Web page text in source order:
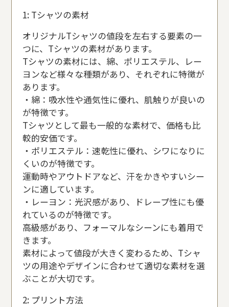
1: Tシャツの素材
オリジナルTシャツの値段を左右する要素の一
つに、Tシャツの素材があります。
Tシャツの素材には、綿、ポリエステル、レー
ヨンなど様々な種類があり、それぞれに特徴が
あります。
・綿：吸水性や通気性に優れ、肌触りが良いの
が特徴です。
Tシャツとして最も一般的な素材で、価格も比
較的安価です。
・ポリエステル：速乾性に優れ、シワになりに
くいのが特徴です。
運動時やアウトドアなど、汗をかきやすいシー
ンに適しています。
・レーヨン：光沢感があり、ドレープ性にも優
れているのが特徴です。
高級感があり、フォーマルなシーンにも着用で
きます。
素材によって値段が大きく変わるため、Tシャ
ツの用途やデザインに合わせて適切な素材を選
ぶことが大切です。
2: プリント方法